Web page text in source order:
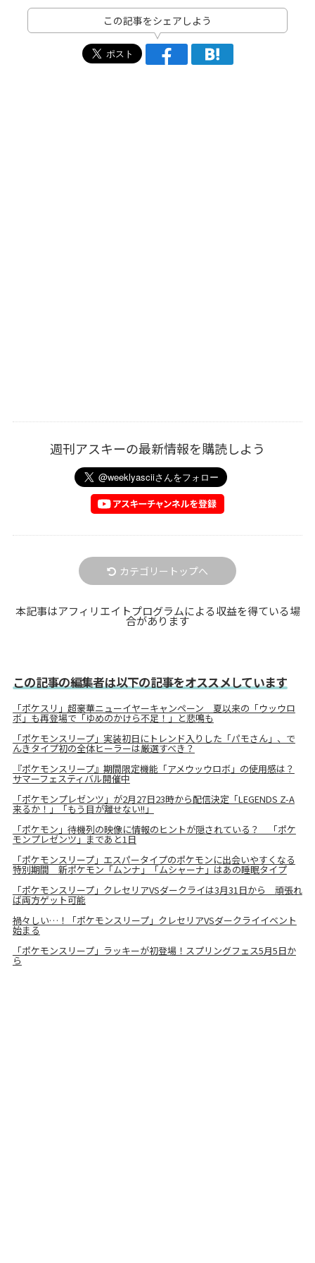
この記事をシェアしよう
週刊アスキーの最新情報を購読しよう
カテゴリートップへ
本記事はアフィリエイトプログラムによる収益を得ている場
合があります
この記事の編集者は以下の記事をオススメしています
「ポケスリ」超豪華ニューイヤーキャンペーン 夏以来の「ウッウロ
ボ」も再登場で「ゆめのかけら不足！」と悲鳴も
「ポケモンスリープ」実装初日にトレンド入りした「パモさん」、で
んきタイプ初の全体ヒーラーは厳選すべき？
『ポケモンスリープ』期間限定機能「アメウッウロボ」の使用感は？
サマーフェスティバル開催中
「ポケモンプレゼンツ」が2月27日23時から配信決定「LEGENDS Z-A
来るか！」「もう目が離せない!!」
「ポケモン」待機列の映像に情報のヒントが隠されている？ 「ポケ
モンプレゼンツ」まであと1日
「ポケモンスリープ」エスパータイプのポケモンに出会いやすくなる
特別期間 新ポケモン「ムンナ」「ムシャーナ」はあの睡眠タイプ
「ポケモンスリープ」クレセリアVSダークライは3月31日から 頑張れ
ば両方ゲット可能
禍々しい…！「ポケモンスリープ」クレセリアVSダークライイベント
始まる
「ポケモンスリープ」ラッキーが初登場！スプリングフェス5月5日か
ら